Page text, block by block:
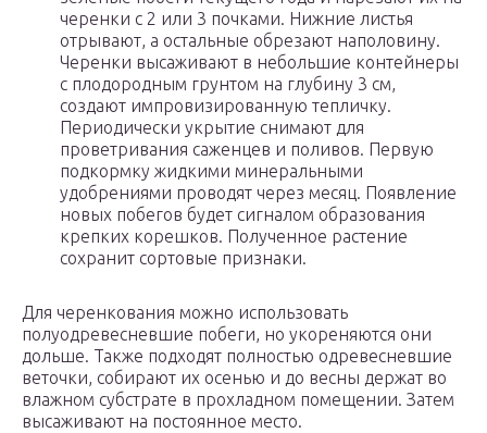
черенки с 2 или 3 почками. Нижние листья
отрывают, а остальные обрезают наполовину.
Черенки высаживают в небольшие контейнеры
с плодородным грунтом на глубину 3 см,
создают импровизированную тепличку.
Периодически укрытие снимают для
проветривания саженцев и поливов. Первую
подкормку жидкими минеральными
удобрениями проводят через месяц. Появление
новых побегов будет сигналом образования
крепких корешков. Полученное растение
сохранит сортовые признаки.
Для черенкования можно использовать
полуодревесневшие побеги, но укореняются они
дольше. Также подходят полностью одревесневшие
веточки, собирают их осенью и до весны держат во
влажном субстрате в прохладном помещении. Затем
высаживают на постоянное место.